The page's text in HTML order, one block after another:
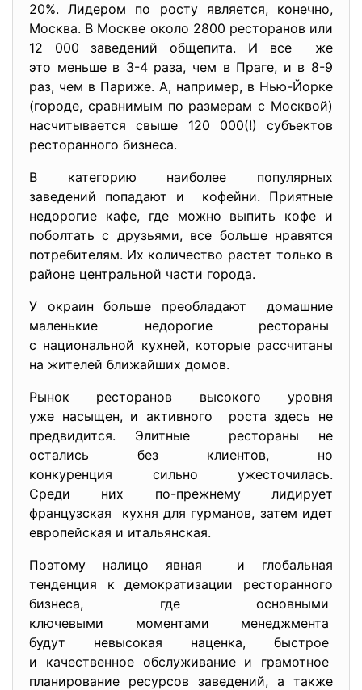
20%. Лидером по росту является, конечно,
Москва. В Москве около 2800 ресторанов или
12 000 заведений общепита. И все же
это меньше в 3-4 раза, чем в Праге, и в 8-9
раз, чем в Париже. А, например, в Нью-Йорке
(городе, сравнимым по размерам с Москвой)
насчитывается свыше 120 000(!) субъектов
ресторанного бизнеса.
В категорию наиболее популярных
заведений попадают и кофейни. Приятные
недорогие кафе, где можно выпить кофе и
поболтать с друзьями, все больше нравятся
потребителям. Их количество растет только в
районе центральной части города.
У окраин больше преобладают домашние
маленькие недорогие рестораны
с национальной кухней, которые рассчитаны
на жителей ближайших домов.
Рынок ресторанов высокого уровня
уже насыщен, и активного роста здесь не
предвидится. Элитные рестораны не
остались без клиентов, но
конкуренция сильно ужесточилась.
Среди них по-прежнему лидирует
французская кухня для гурманов, затем идет
европейская и итальянская.
Поэтому налицо явная и глобальная
тенденция к демократизации ресторанного
бизнеса, где основными
ключевыми моментами менеджмента
будут невысокая наценка, быстрое
и качественное обслуживание и грамотное
планирование ресурсов заведений, а также